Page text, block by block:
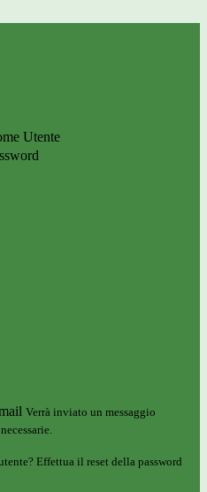
Utente
Verrà inviato un messaggio
Effettua il reset della password